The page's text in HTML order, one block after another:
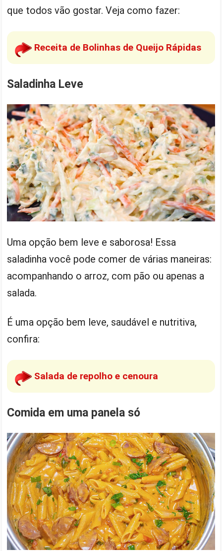
que todos vão gostar. Veja como fazer:
Receita de Bolinhas de Queijo Rápidas
Saladinha Leve
Uma opção bem leve e saborosa! Essa
saladinha você pode comer de várias maneiras:
acompanhando o arroz, com pão ou apenas a
salada.
É uma opção bem leve, saudável e nutritiva,
confira:
Salada de repolho e cenoura
Comida em uma panela só